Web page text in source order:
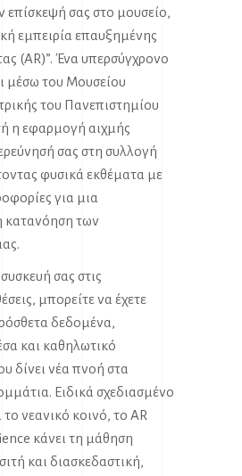
επίσκεψή σας στο μουσείο,
εμπειρία επαυξημένης
(AR)”. Ένα υπερσύγχρονο
μέσω του Μουσείου
του Πανεπιστημίου
η εφαρμογή αιχμής
σας στη συλλογή
φυσικά εκθέματα με
για μια
κατανόηση των
σας στις
μπορείτε να έχετε
δεδομένα,
και καθηλωτικό
δίνει νέα πνοή στα
Ειδικά σχεδιασμένο
το νεανικό κοινό, το AR
κάνει τη μάθηση
και διασκεδαστική,